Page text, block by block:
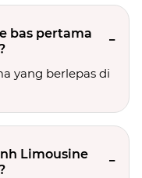
bas pertama
yang berlepas di
Limousine